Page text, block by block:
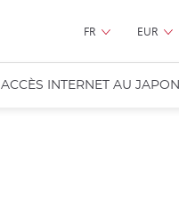
FR EUR
ACCÈS INTERNET AU JAPON